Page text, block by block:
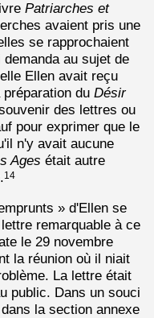
Patriarches et
avaient pris une
se rapprochaient
demanda au sujet de
Ellen avait reçu
du Désir
des lettres ou
pour exprimer que le
n'y avait aucune
Ages était autre
14
» d'Ellen se
remarquable à ce
le 29 novembre
la réunion où il niait
La lettre était
public. Dans un souci
la section annexe